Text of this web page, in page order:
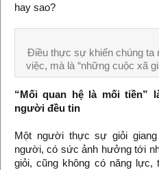
hay sao?
Điều thực sự khiến chúng ta
việc, mà là “những cuộc xã
“Mối quan hệ là mối
người đều tin
Một người thực sự giỏi
người, có sức ảnh hưởng tới
giỏi, cũng không có năng lực,